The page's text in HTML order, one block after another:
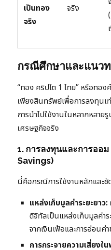
เป็นทอง
จริง
จริง
กรณีศึกษาและแนวท
“ทอง คริปโต 1 ไทย” หรือทอง
เพียงสินทรัพย์เพื่อการลงทุน
การนำไปใช้งานในหลากหลาย
เศรษฐกิจจริง
1. การลงทุนและการออ
Savings)
นี่คือกรณีการใช้งานหลักและ
แหล่งเก็บมูลค่าระยะยาว:
ดิจิทัลเป็นแหล่งเก็บมูลค่าร
จากเงินเฟ้อและการอ่อนค่
การกระจายความเสี่ยงใ